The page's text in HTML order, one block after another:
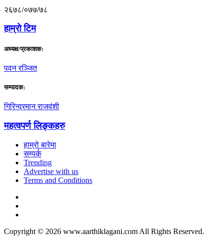
२६७८/०७७/७८
हाम्राे टिम
अध्यक्ष/प्रकाशक:
पवन रञ्जित
सम्पादक:
गिरिन्द्रमान राजवंशी
महत्वपर्ण लिङ्कहरु
हाम्रो बारेमा
सम्पर्क
Trending
Advertise with us
Terms and Conditions
Copyright © 2026 www.aarthiklagani.com All Rights Reserved.